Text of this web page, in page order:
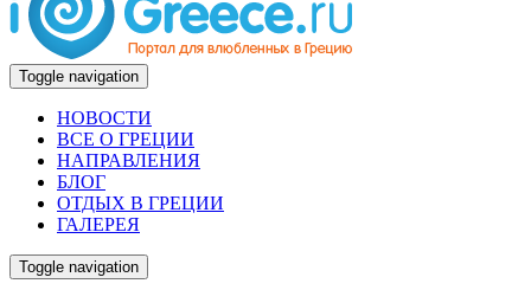
Toggle navigation
НОВОСТИ
ВСЕ О ГРЕЦИИ
НАПРАВЛЕНИЯ
БЛОГ
ОТДЫХ В ГРЕЦИИ
ГАЛЕРЕЯ
Toggle navigation